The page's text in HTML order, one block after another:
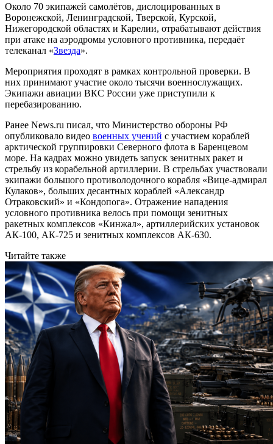
Около 70 экипажей самолётов, дислоцированных в
Воронежской, Ленинградской, Тверской, Курской,
Нижегородской областях и Карелии, отрабатывают действия
при атаке на аэродромы условного противника, передаёт
телеканал «Звезда».
Мероприятия проходят в рамках контрольной проверки. В
них принимают участие около тысячи военнослужащих.
Экипажи авиации ВКС России уже приступили к
перебазированию.
Ранее News.ru писал, что Министерство обороны РФ
опубликовало видео военных учений с участием кораблей
арктической группировки Северного флота в Баренцевом
море. На кадрах можно увидеть запуск зенитных ракет и
стрельбу из корабельной артиллерии. В стрельбах участвовали
экипажи большого противолодочного корабля «Вице-адмирал
Кулаков», больших десантных кораблей «Александр
Отраковский» и «Кондопога». Отражение нападения
условного противника велось при помощи зенитных
ракетных комплексов «Кинжал», артиллерийских установок
АК-100, АК-725 и зенитных комплексов АК-630.
Читайте также